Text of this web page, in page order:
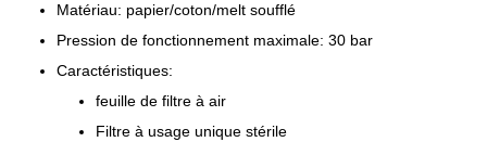
Matériau: papier/coton/melt soufflé
Pression de fonctionnement maximale: 30 bar
Caractéristiques:
feuille de filtre à air
Filtre à usage unique stérile